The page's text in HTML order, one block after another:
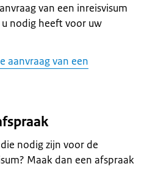
van een inreisvisum
nodig heeft voor uw
aanvraag van een
nodig zijn voor de
Maak dan een afspraak